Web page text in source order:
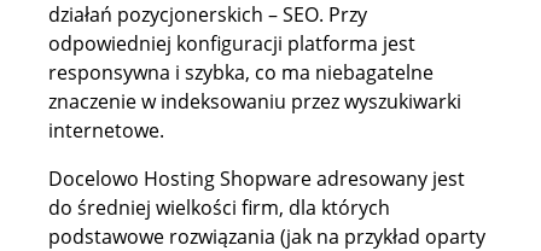
działań pozycjonerskich – SEO. Przy
odpowiedniej konfiguracji platforma jest
responsywna i szybka, co ma niebagatelne
znaczenie w indeksowaniu przez wyszukiwarki
internetowe.
Docelowo Hosting Shopware adresowany jest
do średniej wielkości firm, dla których
podstawowe rozwiązania (jak na przykład oparty